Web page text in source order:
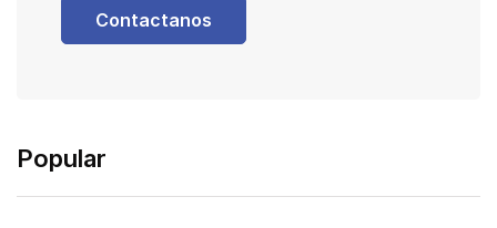
Contactanos
Popular